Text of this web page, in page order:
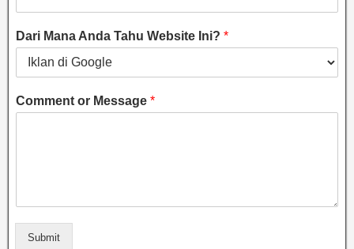
Dari Mana Anda Tahu Website Ini? *
Comment or Message *
Submit